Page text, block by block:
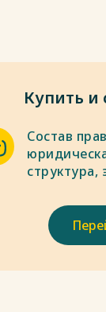
Купить и
Состав
структура,